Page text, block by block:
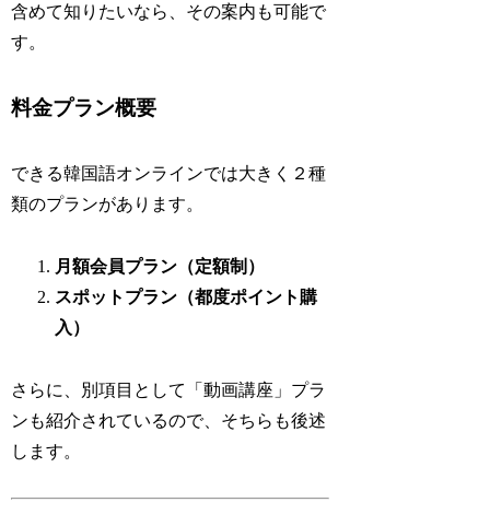
含めて知りたいなら、その案内も可能で
す。
料金プラン概要
できる韓国語オンラインでは大きく２種
類のプランがあります。
月額会員プラン（定額制）
スポットプラン（都度ポイント購
入）
さらに、別項目として「動画講座」プラ
ンも紹介されているので、そちらも後述
します。